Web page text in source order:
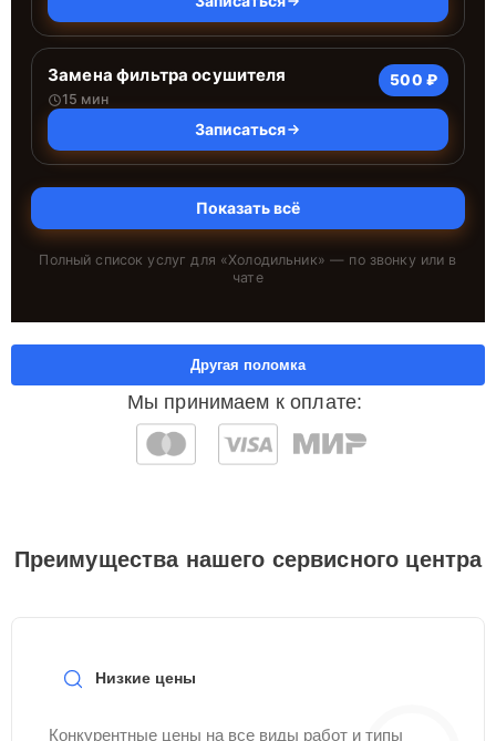
Замена фильтра осушителя
15 мин
500 ₽
Записаться
Показать всё
Полный список услуг для «Холодильник» — по звонку или в
чате
Мы принимаем к оплате:
Другая поломка
Преимущества нашего сервисного центра
Низкие цены
Конкурентные цены на все виды работ и типы